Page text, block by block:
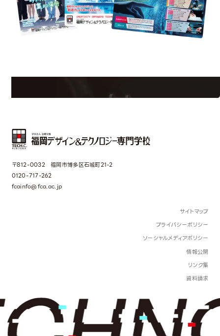
Information
〒812-0032 福岡市博多区石城町21-2
0120-717-262
fcainfo@fca.ac.jp
サイトマップ
プライバシーポリシー
ソーシャルメディアポリシー
情報公開
リンク集
資料請求